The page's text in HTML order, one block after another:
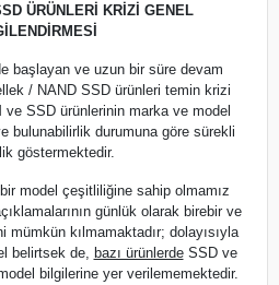
ÜRÜNLERİ KRİZİ GENEL
başlayan ve uzun bir süre devam
/ NAND SSD ürünleri temin krizi
ve SSD ürünlerinin marka ve model
bulunabilirlik durumuna göre sürekli
göstermektedir.
model çeşitliliğine sahip olmamız
günlük olarak birebir ve
mümkün kılmamaktadır; dolayısıyla
belirtsek de, bazı ürünlerdeSSD ve
bilgilerine yer verilememektedir.